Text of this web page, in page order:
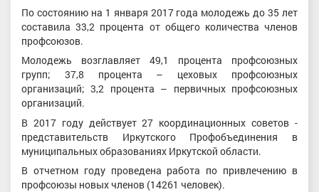
По состоянию на 1 января 2017 года молодежь до 35 лет
составила 33,2 процента от общего количества членов
профсоюзов.
Молодежь возглавляет 49,1 процента профсоюзных
групп; 37,8 процента – цеховых профсоюзных
организаций; 3,2 процента – первичных профсоюзных
организаций.
В 2017 году действует 27 координационных советов -
представительств Иркутского Профобъединения в
муниципальных образованиях Иркутской области.
В отчетном году проведена работа по привлечению в
профсоюзы новых членов (14261 человек).